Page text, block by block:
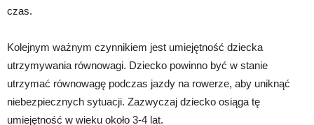
czas.
Kolejnym ważnym czynnikiem jest umiejętność dziecka
utrzymywania równowagi. Dziecko powinno być w stanie
utrzymać równowagę podczas jazdy na rowerze, aby uniknąć
niebezpiecznych sytuacji. Zazwyczaj dziecko osiąga tę
umiejętność w wieku około 3-4 lat.